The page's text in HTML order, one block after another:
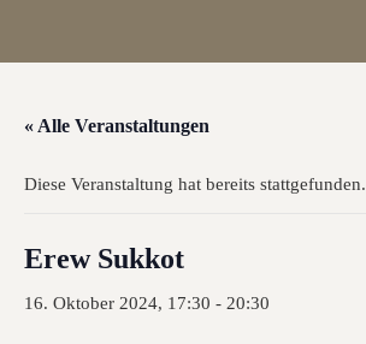
« Alle Veranstaltungen
Diese Veranstaltung hat bereits stattgefunden.
Erew Sukkot
16. Oktober 2024, 17:30 - 20:30